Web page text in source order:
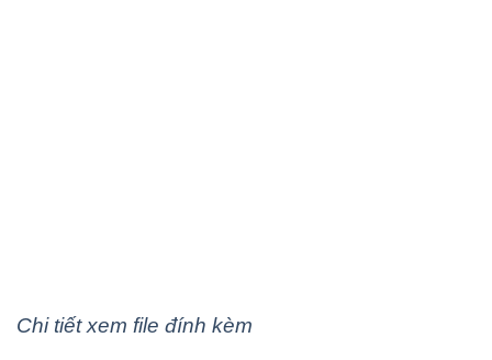
Chi tiết xem file đính kèm